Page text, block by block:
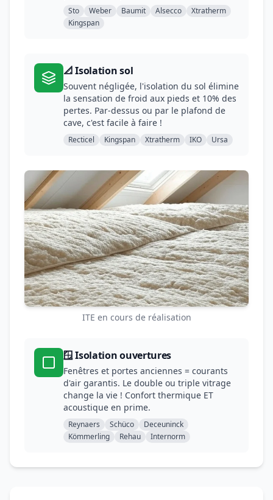
Sto Weber Baumit Alsecco
Xtratherm
Kingspan
📐 Isolation sol
Souvent négligée, l'isolation du sol élimine
la sensation de froid aux pieds et 10% des
pertes. Par-dessus ou par le plafond de
cave, c'est facile à faire !
Recticel Kingspan Xtratherm IKO Ursa
ITE en cours de réalisation
🪟 Isolation ouvertures
Fenêtres et portes anciennes = courants
d'air garantis. Le double ou triple vitrage
change la vie ! Confort thermique ET
acoustique en prime.
Reynaers Schüco
Deceuninck
Kömmerling
Rehau Internorm